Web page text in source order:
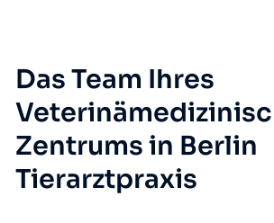
Das Team Ihres
Zentrums in Berlin
Tierarztpraxis